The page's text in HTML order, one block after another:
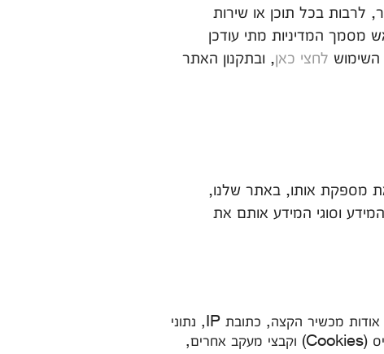
לרבות בכל תוכן או שירות
מסמך המדיניות מתי עודכן
לחצי כאן, ובתקנון האתר
את מספקת אותו, באתר שלנו,
וסוגי המידע אותם את
- בשימוש באתר, ייאסף מידע טכני אודותייך: סוג דפדפן, פרטים אודות מכשיר הקצה, כתובת IP, נתוני
גלישה, הרגלי השימוש באתרי החברה, לרבות גלישה וצריכה. מידע זה ייאסף באמצעות קוקיס (Cookies) וקבצי מעקב אחרים,